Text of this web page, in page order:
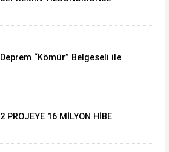
Deprem “Kömür” Belgeseli ile
2 PROJEYE 16 MİLYON HİBE